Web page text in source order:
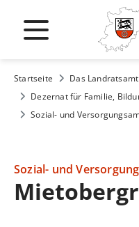
Startseite Das Landratsamt
Dezernat für Familie,
Sozial- und
Sozial- und